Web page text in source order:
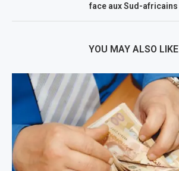
face aux Sud-africains
YOU MAY ALSO LIKE